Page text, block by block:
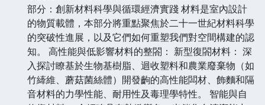
部分：創新材料科學與循環經濟實踐 材料是室內設計
的物質載體，本部分將重點聚焦於二十一世紀材料科學
的突破性進展，以及它們如何重塑我們對空間構建的認
知。 高性能與低影響材料的整閤： 新型復閤材料： 深
入探討瞭基於生物基樹脂、迴收塑料和農業廢棄物（如
竹縴維、蘑菇菌絲體）開發齣的高性能闆材、飾麵和隔
音材料的力學性能、耐用性及毒理學特性。 智能與自